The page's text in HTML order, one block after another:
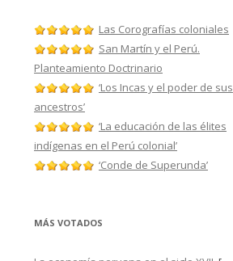
Las Corografías coloniales
San Martín y el Perú.
Planteamiento Doctrinario
‘Los Incas y el poder de sus
ancestros’
‘La educación de las élites
indígenas en el Perú colonial’
‘Conde de Superunda’
MÁS VOTADOS